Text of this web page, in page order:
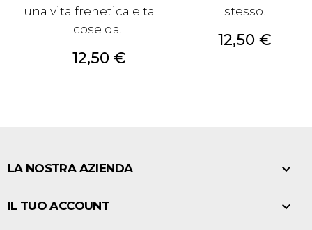
una vita frenetica e tante
cose da...
Prezzo
12,50 €
stesso.
Prezzo
12,50 €
LA NOSTRA AZIENDA 
IL TUO ACCOUNT 